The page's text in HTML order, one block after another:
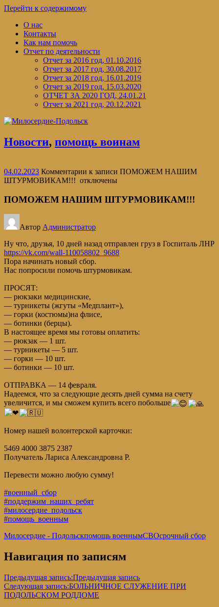
Перейти к содержимому
О нас
Контакты
Как нам помочь
Отчет по деятельности
Отчет за 2016 год, 01.10.2016
Отчет за 2017 год, 30.08.2017
Отчет за 2018 год, 16.01.2019
Отчет за 2019 год, 15.03.2020
ОТЧЕТ ЗА 2020 ГОД, 24.01.21
Отчет за 2021 год, 20.12.2021
Новости, помощь воинам
04.02.2023 Комментарии к записи ПОМОЖЕМ НАШИМ
ШТУРМОВИКАМ!!! отключены
ПОМОЖЕМ НАШИМ ШТУРМОВИКАМ!!!
Автор Администратор
Ну что, друзья, 10 дней назад отправлен груз в Госпиталь ЛНР
https://vk.com/wall-110058802_9688
Пора начинать новый сбор.
Нас попросили помочь штурмовикам.
ПРОСЯТ:
— рюкзаки медицинские,
— турникеты (жгуты «Медплант»),
— горки (костюмы)на флисе,
— ботинки (берцы).
В настоящее время мы готовы оплатить:
— рюкзак — 1 шт.
— турникеты — 5 шт.
— горки — 10 шт.
— ботинки — 10 шт.
ОТПРАВКА — 14 февраля.
Надеемся, что за следующие десять дней сумма на счету
увеличится, и мы сможем купить всего побольше
Номер нашей волонтерской карточки:
5469 4000 3875 2387
Получатель Лариса Александровна Р.
Перевести можно любую сумму!
#военный_сбор
#поддержим_наших_ребят
#милосердие_подольск
#помощь_военным
Милосердие - Подольскпомощь военнымСВОсрочный сбор
Навигация по записям
Предыдущая запись:Предыдущая запись
Следующая запись:БОЛЬНИЧНОЕ СЛУЖЕНИЕ ПРИ
ПОДОЛЬСКОМ РОДДОМЕ